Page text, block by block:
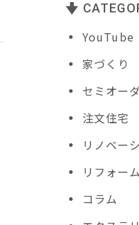
YouTube
家づくり
セミオー
注文住宅
リノベー
リフォーム
コラム